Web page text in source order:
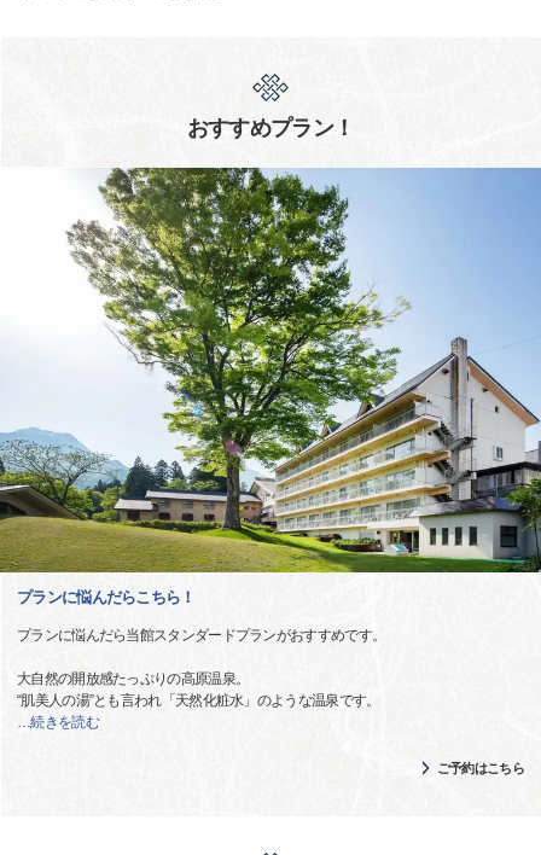
おすすめプラン！
プランに悩んだらこちら！
プランに悩んだら当館スタンダードプランがおすすめです。
大自然の開放感たっぷりの高原温泉。
“肌美人の湯”とも言われ「天然化粧水」のような温泉です。
…続きを読む
ご予約はこちら